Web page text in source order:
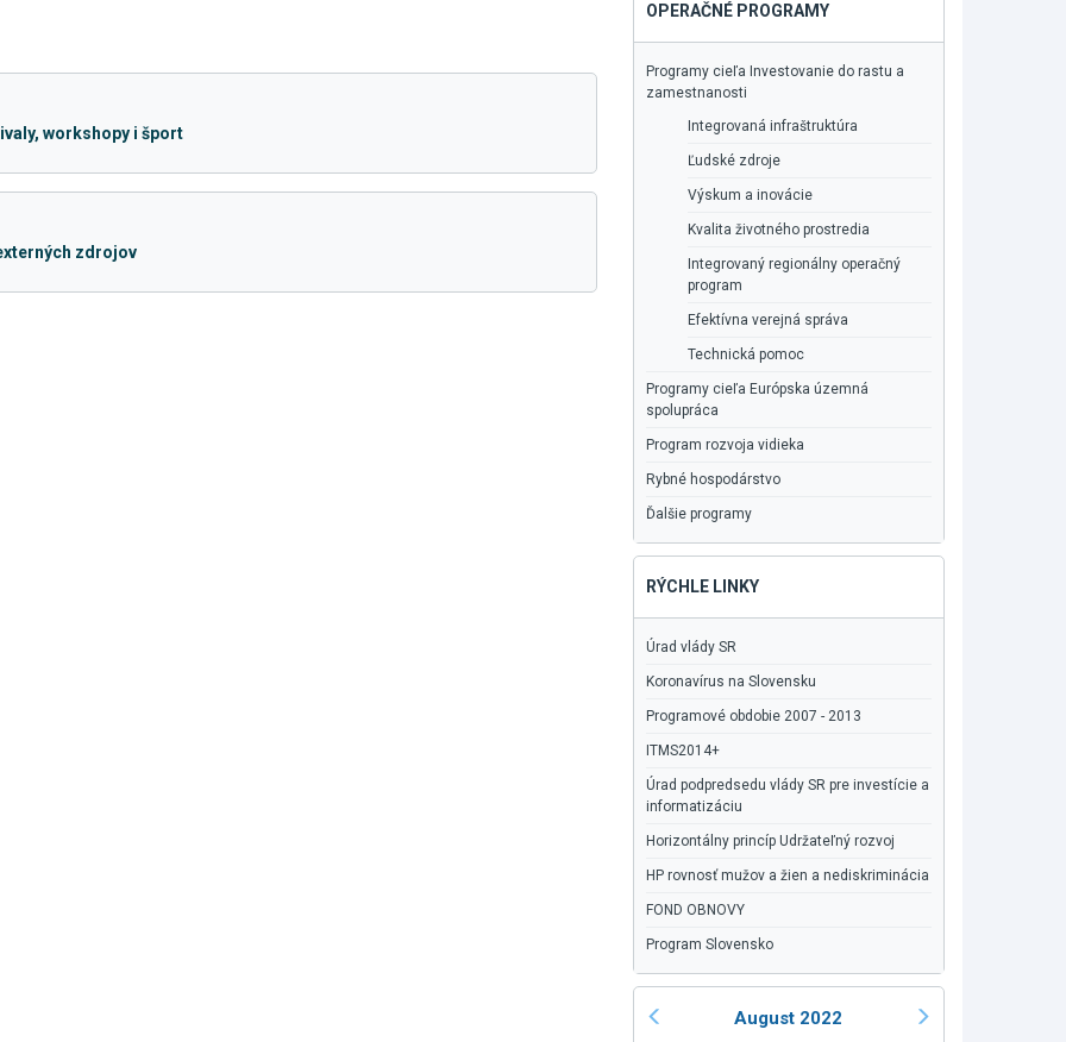
workshopy i šport
zdrojov
OPERAČNÉ PROGRAMY
Programy cieľa Investovanie do rastu a
zamestnanosti
Integrovaná infraštruktúra
Ľudské zdroje
Výskum a inovácie
Kvalita životného prostredia
Integrovaný regionálny operačný
program
Efektívna verejná správa
Technická pomoc
Programy cieľa Európska územná
spolupráca
Program rozvoja vidieka
Rybné hospodárstvo
Ďalšie programy
RÝCHLE LINKY
Úrad vlády SR
Koronavírus na Slovensku
Programové obdobie 2007 - 2013
ITMS2014+
Úrad podpredsedu vlády SR pre investície a
informatizáciu
Horizontálny princíp Udržateľný rozvoj
HP rovnosť mužov a žien a nediskriminácia
FOND OBNOVY
Program Slovensko
August 2022